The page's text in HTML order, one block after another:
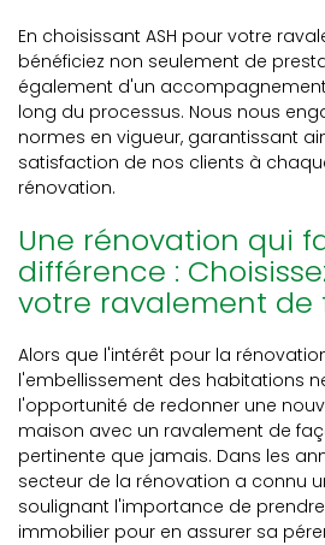
En choisissant ASH pour votre
bénéficiez non seulement de
également d'un
long du processus. Nous nous
normes en vigueur, garantissant
satisfaction de nos clients à
rénovation.
Une rénovation qui
différence :
votre ravalement de
Alors que l'intérêt pour la
l'embellissement des habitations
l'opportunité de redonner une
maison avec un ravalement de
pertinente que jamais. Dans les
secteur de la rénovation a connu
soulignant l'importance de
immobilier pour en assurer sa